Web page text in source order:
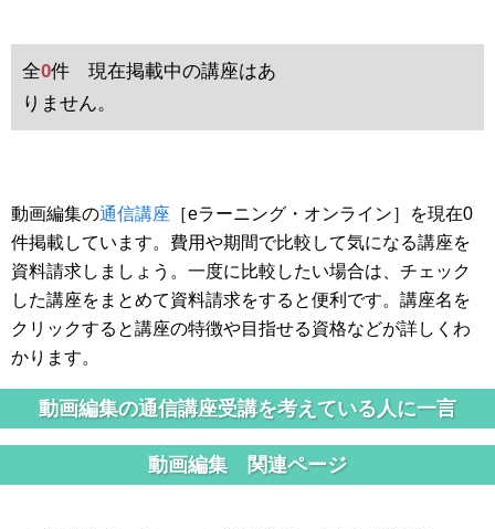
全0件 現在掲載中の講座はあ
りません。
動画編集の通信講座 ［eラーニング・オンライン］を現在0
件掲載しています。費用や期間で比較して気になる講座を
資料請求しましょう。一度に比較したい場合は、チェック
した講座をまとめて資料請求をすると便利です。講座名を
クリックすると講座の特徴や目指せる資格などが詳しくわ
かります。
動画編集の通信講座受講を考えている人に一言
動画編集 関連ページ